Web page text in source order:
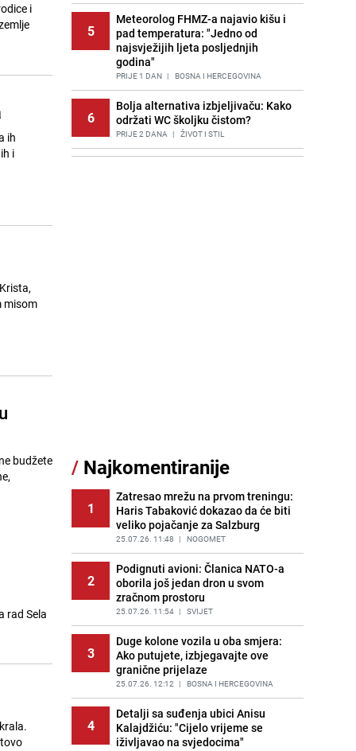
i
ih
i
misom
budžete
rad Sela
5
Meteorolog FHMZ-a najavio kišu i
pad temperatura: "Jedno od
najsvježijih ljeta posljednjih
godina"
PRIJE 1 DAN | BOSNA I HERCEGOVINA
6
Bolja alternativa izbjeljivaču: Kako
održati WC školjku čistom?
PRIJE 2 DANA | ŽIVOT I STIL
11
apartmanu u Istri, vlasniku se
smijali i pokazivali srednji prst
PRIJE 1 DAN | REGIJA
Jedan od najvećih gradova nije na
listi: Ovo su lokacije prvih Lidl
prodavnica u BiH
PRIJE OKO 17H | BOSNA I HERCEGOVINA
Kako očistiti staklo od tuš-kabina:
Jednostavni savjeti za očuvanje
sjaja
PRIJE 1 DAN | ŽIVOT I STIL
Očistite rernu bez hemikalija:
Poznata stručnjakinja dijeli savjete
PRIJE 2 DANA | ŽIVOT I STIL
15
Novi detalji istrage: Ruske službe
otkrile moguć uzrok tragedije bh.
/ Najkomentiranije
1
Zatresao mrežu na prvom treningu:
Haris Tabaković dokazao da će biti
veliko pojačanje za Salzburg
25.07.26. 11:48 | NOGOMET
2
Podignuti avioni: Članica NATO-a
oborila još jedan dron u svom
zračnom prostoru
25.07.26. 11:54 | SVIJET
3
Duge kolone vozila u oba smjera:
Ako putujete, izbjegavajte ove
granične prijelaze
25.07.26. 12:12 | BOSNA I HERCEGOVINA
4
Detalji sa suđenja ubici Anisu
Kalajdžiću: "Cijelo vrijeme se
iživljavao na svjedocima"